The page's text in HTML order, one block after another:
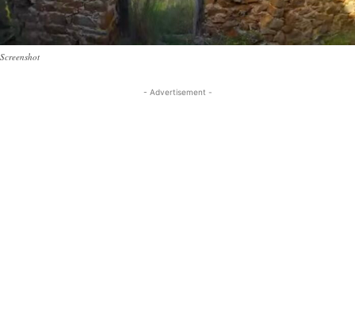
Screenshot
- Advertisement -